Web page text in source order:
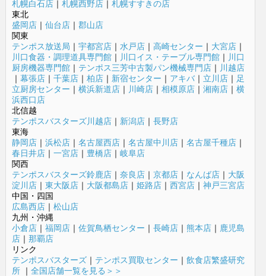
札幌白石店｜ 札幌西野店｜ 札幌すすきの店
東北
盛岡店｜ 仙台店｜ 郡山店
関東
テンポス放送局 ｜ 宇都宮店｜ 水戸店｜ 高崎センター ｜ 大宮店｜
川口食器・調理道具専門館｜ 川口イス・テーブル専門館｜ 川口
厨房機器専門館｜ テンポス三芳中古製パン機械専門店｜ 川越店
｜ 幕張店｜ 千葉店｜ 柏店｜ 新宿センター ｜ アキバ｜ 立川店｜ 足
立厨房センター ｜ 横浜新道店｜ 川崎店｜ 相模原店｜ 湘南店｜ 横
浜西口店
北信越
テンポスバスターズ川越店｜ 新潟店｜ 長野店
東海
静岡店｜ 浜松店｜ 名古屋西店｜ 名古屋中川店｜ 名古屋千種店｜
春日井店｜ 一宮店｜ 豊橋店｜ 岐阜店
関西
テンポスバスターズ鈴鹿店｜ 奈良店｜ 京都店｜ なんば店｜ 大阪
淀川店｜ 東大阪店｜ 大阪都島店｜ 姫路店｜ 西宮店｜ 神戸三宮店
中国・四国
広島西店｜ 松山店
九州・沖縄
小倉店｜ 福岡店｜ 佐賀鳥栖センター ｜ 長崎店｜ 熊本店｜ 鹿児島
店｜ 那覇店
リンク
テンポスバスターズ｜ テンポス買取センター ｜ 飲食店繁盛研究
所｜ 全国店舗一覧を見る＞＞